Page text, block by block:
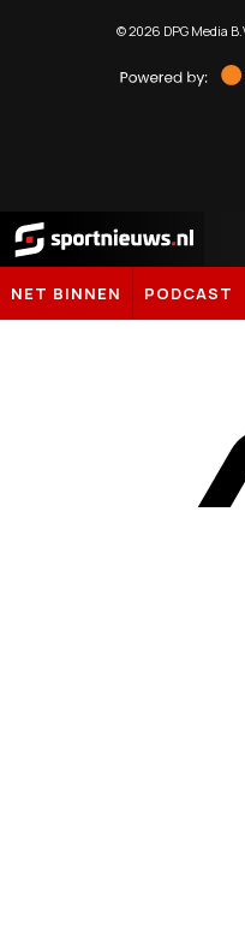
©2026 DPG Media
Sportnieuws.nl
NET BINNEN PODCAST